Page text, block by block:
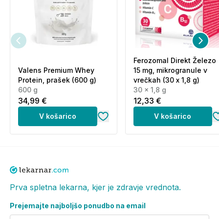
Topni stabilizirani riževi otrobi
Spirulina
Chlorella (z zdrobljenimi celičnimi stenami)
LIOFILIZIRANA ZELENA ŽIVILA
Sokpšenične trave (sušen z zamrzovanjem)
List koprive (sušen z zamrzovanjem)
List regrata (sušen z zamrzovanjem)
Špinača (sušena z zamrzovanjem)
List peteršilja (sušen z zamrzovanjem)
Valens Premium Whey
Protein, prašek (600 g)
600 g
34,99 €
V košarico
Ferozomal Direkt Železo
15 mg, mikrogranule v
vrečkah (30 x 1,8 g)
30 x 1,8 g
12,33 €
V košarico
Prva spletna lekarna, kjer je zdravje vrednota.
Prejemajte najboljšo ponudbo na email